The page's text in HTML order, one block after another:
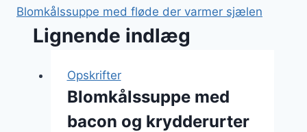
Blomkålssuppe med fløde der varmer sjælen
Lignende indlæg
Opskrifter
Blomkålssuppe med
bacon og krydderurter